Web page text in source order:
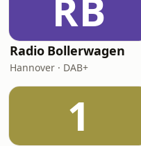
RB
Radio Bollerwagen
Hannover · DAB+
1